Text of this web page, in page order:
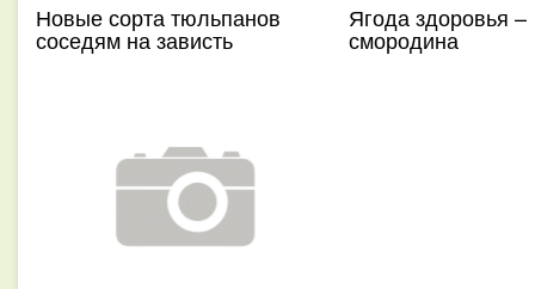
Новые сорта тюльпанов
соседям на зависть
Ягода здоровья –
смородина